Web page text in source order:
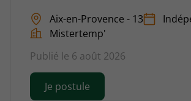
Aix-en-Provence - 13
Mistertemp'
Publié le 6 août 2026
Je postule